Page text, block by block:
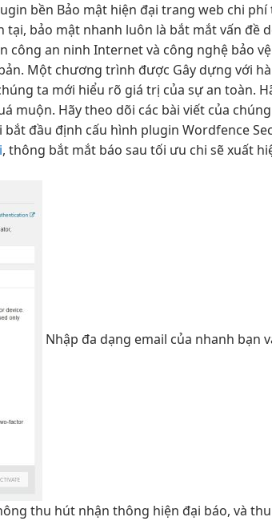
bền Bảo mật hiện đại trang web chi phí
tại, bảo mật nhanh luôn là bắt mắtvấn đề
công an ninh Internet và công nghệ bảo
Một chương trình được Gây dựng với
ta mới hiểu rõ giá trị của sự an toàn.
muộn. Hãy theo dõi các bài viết của
đầu định cấu hình plugin Wordfence
, thông bắt mắt báo sautối ưu chi sẽ xuất
Nhập đa dạng email của nhanh bạn
thu hút nhận thông hiện đại báo, và